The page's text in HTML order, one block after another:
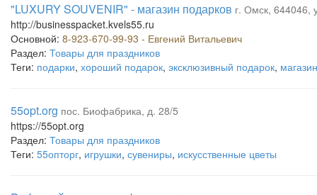
"LUXURY SOUVENIR" - магазин подарков г. Омск, 644046,
http://businesspacket.kvels55.ru
Основной: 8-923-670-99-93 - Евгений Витальевич
Раздел: Товары для праздников
Теги: подарки, хороший подарок, эксклюзивный подарок,
55opt.org пос. Биофабрика, д. 28/5
https://55opt.org
Раздел: Товары для праздников
Теги: 55опторг, игрушки, сувениры, искусственные цветы